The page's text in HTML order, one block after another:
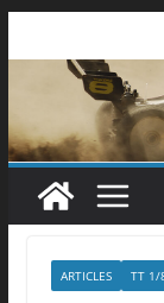
au
ARTICLES TT 1/